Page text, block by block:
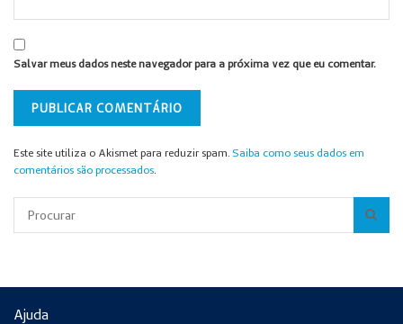
Salvar meus dados neste navegador para a próxima vez que eu comentar.
Este site utiliza o Akismet para reduzir spam. Saiba como seus dados em
comentários são processados
Ajuda